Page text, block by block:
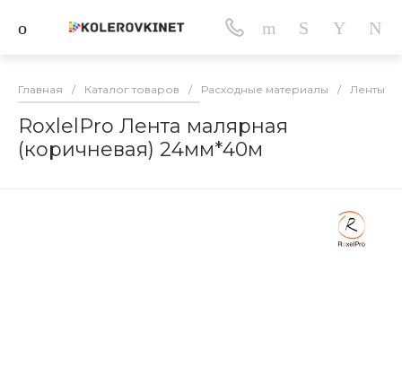
Главная / Каталог товаров / Расходные материалы / Ленты
RoxlelPro Лента малярная
(коричневая) 24мм*40м